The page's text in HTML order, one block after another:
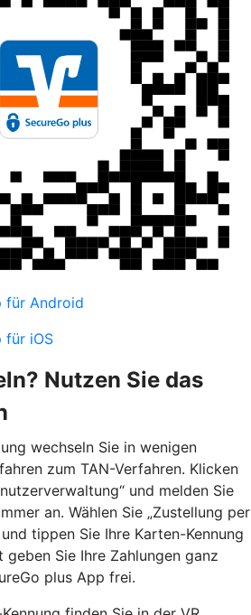
für Android
für iOS
Nutzen Sie das
wechseln Sie in wenigen
zum TAN-Verfahren. Klicken
und melden Sie
an. Wählen Sie „Zustellung per
tippen Sie Ihre Karten-Kennung
Sie Ihre Zahlungen ganz
plus App frei.